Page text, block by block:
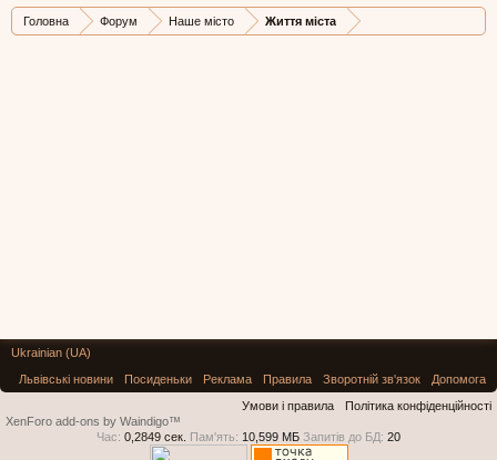
Головна Форум Наше місто Життя міста
Ukrainian (UA)
Львівські новини
Посиденьки Реклама Правила Зворотній зв'язок
Допомога
Умови і правила
Політика конфіденційності
XenForo add-ons by Waindigo™
Час: 0,2849 сек. Пам'ять: 10,599 МБ Запитів до БД: 20